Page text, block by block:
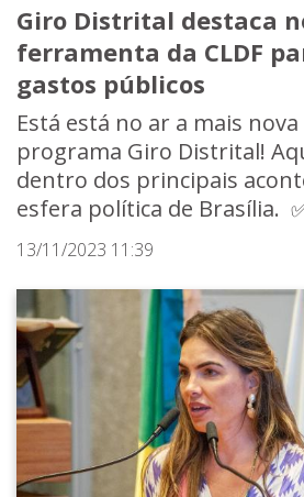
Giro Distrital destaca
ferramenta da CLDF
gastos públicos
Está está no ar a mais
programa Giro Distrital!
dentro dos principais
esfera política de Brasília.
13/11/2023 11:39